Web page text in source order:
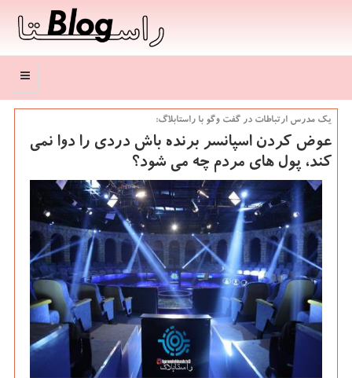
منو
یك مدرس ارتباطات در گفت وگو با راستابلاگ:
عوض كردن اسپانسر برنده باش دردی را دوا نمی
كند، پول های مردم چه می شود؟